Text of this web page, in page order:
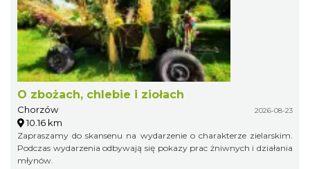
O zbożach, chlebie i ziołach
Chorzów 2026-08-23
10.16 km
Zapraszamy do skansenu na wydarzenie o charakterze zielarskim.
Podczas wydarzenia odbywają się pokazy prac żniwnych i działania
młynów.